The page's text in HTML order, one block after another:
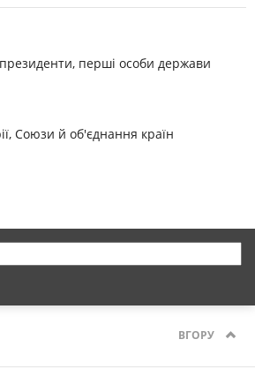
перші особи держави
Союзи й об'єднання країн
ВГОРУ